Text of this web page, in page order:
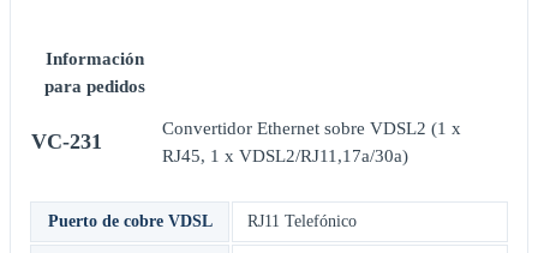
Información
para pedidos
VC-231
Convertidor Ethernet sobre VDSL2 (1 x
RJ45, 1 x VDSL2/RJ11,17a/30a)
Puerto de cobre VDSL RJ11 Telefónico